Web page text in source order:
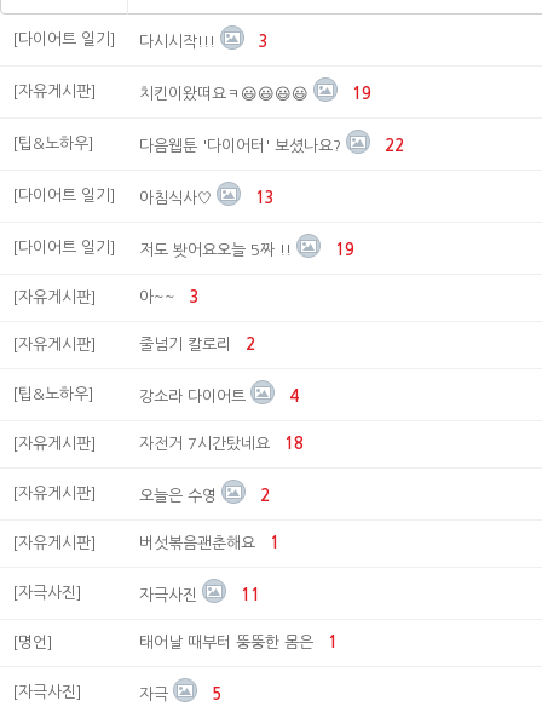
[다이어트 일기] 다시시작!!! 3
[자유게시판] 치킨이왔떠요ㅋ😃😃😃😃 19
[팁&노하우] 다음웹툰 '다이어터' 보셨나요? 22
[다이어트 일기] 아침식사♡ 13
[다이어트 일기] 저도 봣어요오늘 5짜 !! 19
[자유게시판] 아~~ 3
[자유게시판] 줄넘기 칼로리 2
[팁&노하우] 강소라 다이어트 4
[자유게시판] 자전거 7시간탔네요 18
[자유게시판] 오늘은 수영 2
[자유게시판] 버섯볶음괜춘해요 1
[자극사진] 자극사진 11
[명언] 태어날 때부터 뚱뚱한 몸은 1
[자극사진] 자극 5